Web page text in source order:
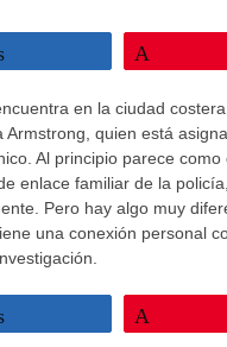
en la ciudad
quien está
Al principio parece como
enlace familiar de la
Pero hay algo muy
una conexión personal